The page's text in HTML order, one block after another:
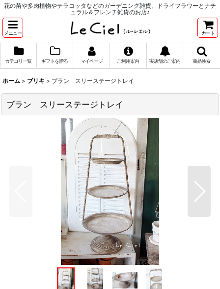
花の苗や多肉植物やテラコッタなどのガーデニング雑貨、ドライフラワーとナチ
ュラル＆フレンチ雑貨のお店♪
メニュー カート
カテゴリ一覧 ギフトを贈る マイページ ご利用案内 実店舗のご案内 商品検索
ホーム > ブリキ > ブラン スリーステージトレイ
ブラン スリーステージトレイ